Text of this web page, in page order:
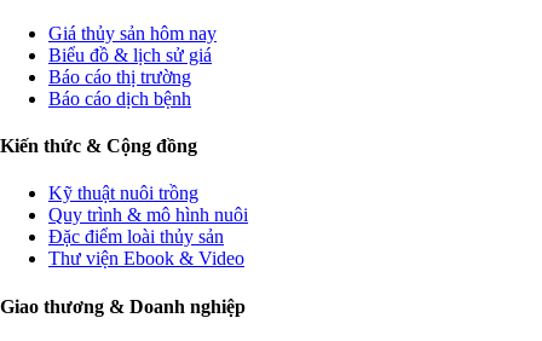
Giá thủy sản hôm nay
Biểu đồ & lịch sử giá
Báo cáo thị trường
Báo cáo dịch bệnh
Kiến thức & Cộng đồng
Kỹ thuật nuôi trồng
Quy trình & mô hình nuôi
Đặc điểm loài thủy sản
Thư viện Ebook & Video
Giao thương & Doanh nghiệp